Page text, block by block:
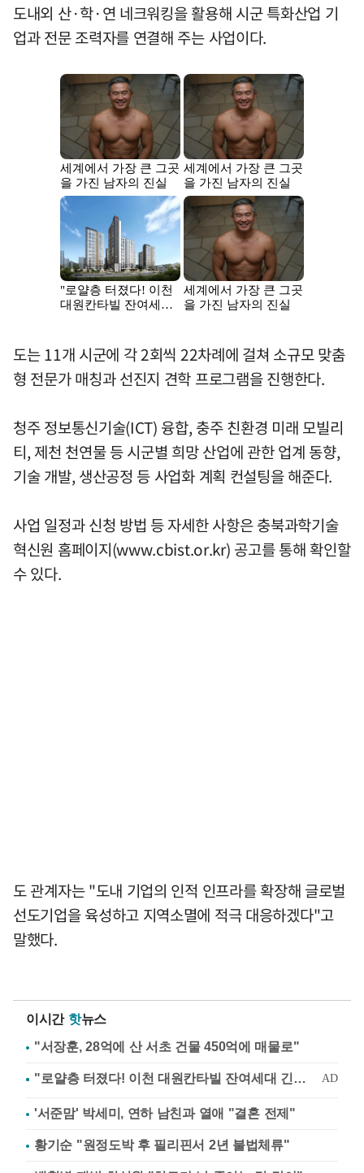
도내외 산·학·연 네크워킹을 활용해 시군 특화산업 기
업과 전문 조력자를 연결해 주는 사업이다.
도는 11개 시군에 각 2회씩 22차례에 걸쳐 소규모 맞춤
형 전문가 매칭과 선진지 견학 프로그램을 진행한다.
청주 정보통신기술(ICT) 융합, 충주 친환경 미래 모빌리
티, 제천 천연물 등 시군별 희망 산업에 관한 업계 동향,
기술 개발, 생산공정 등 사업화 계획 컨설팅을 해준다.
사업 일정과 신청 방법 등 자세한 사항은 충북과학기술
혁신원 홈페이지(www.cbist.or.kr) 공고를 통해 확인할
수 있다.
도 관계자는 "도내 기업의 인적 인프라를 확장해 글로벌
선도기업을 육성하고 지역소멸에 적극 대응하겠다"고
말했다.
이시간 핫뉴스
"서장훈, 28억에 산 서초 건물 450억에 매물로"
'서준맘' 박세미, 연하 남친과 열애 "결혼 전제"
황기순 "원정도박 후 필리핀서 2년 불법체류"